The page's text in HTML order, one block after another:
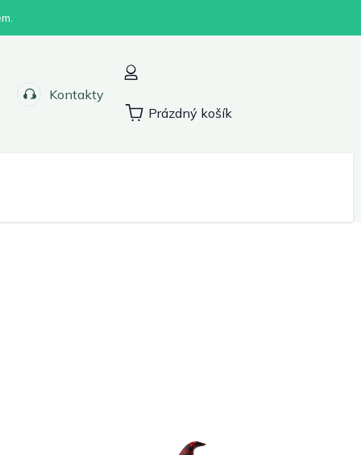
Kontakty
Nákupní
Prázdný košík